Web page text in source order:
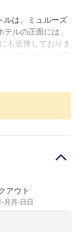
ルは、ミュルーズ
テルの正面には
も近接しておりま
届いたサービスと
ご不明な点はお気
地元の文化やグル
には、新しいテラ
セミナーをご検討
、トラムの駅に
機関に近い当メル
アウト
月月-日日